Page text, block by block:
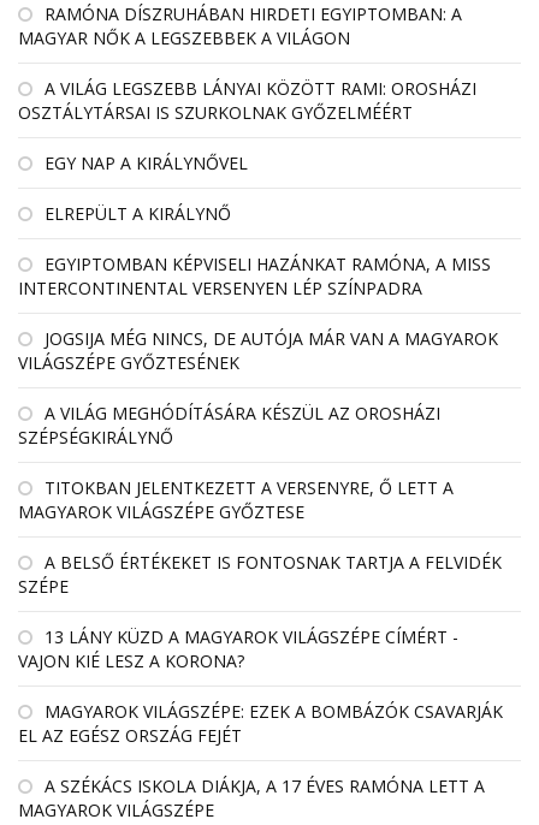
RAMÓNA DÍSZRUHÁBAN HIRDETI EGYIPTOMBAN: A
MAGYAR NŐK A LEGSZEBBEK A VILÁGON
A VILÁG LEGSZEBB LÁNYAI KÖZÖTT RAMI: OROSHÁZI
OSZTÁLYTÁRSAI IS SZURKOLNAK GYŐZELMÉÉRT
EGY NAP A KIRÁLYNŐVEL
ELREPÜLT A KIRÁLYNŐ
EGYIPTOMBAN KÉPVISELI HAZÁNKAT RAMÓNA, A MISS
INTERCONTINENTAL VERSENYEN LÉP SZÍNPADRA
JOGSIJA MÉG NINCS, DE AUTÓJA MÁR VAN A MAGYAROK
VILÁGSZÉPE GYŐZTESÉNEK
A VILÁG MEGHÓDÍTÁSÁRA KÉSZÜL AZ OROSHÁZI
SZÉPSÉGKIRÁLYNŐ
TITOKBAN JELENTKEZETT A VERSENYRE, Ő LETT A
MAGYAROK VILÁGSZÉPE GYŐZTESE
A BELSŐ ÉRTÉKEKET IS FONTOSNAK TARTJA A FELVIDÉK
SZÉPE
13 LÁNY KÜZD A MAGYAROK VILÁGSZÉPE CÍMÉRT -
VAJON KIÉ LESZ A KORONA?
MAGYAROK VILÁGSZÉPE: EZEK A BOMBÁZÓK CSAVARJÁK
EL AZ EGÉSZ ORSZÁG FEJÉT
A SZÉKÁCS ISKOLA DIÁKJA, A 17 ÉVES RAMÓNA LETT A
MAGYAROK VILÁGSZÉPE